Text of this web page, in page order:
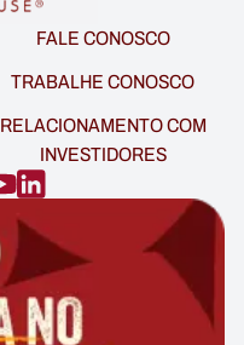
FALE CONOSCO
TRABALHE CONOSCO
RELACIONAMENTO COM
INVESTIDORES